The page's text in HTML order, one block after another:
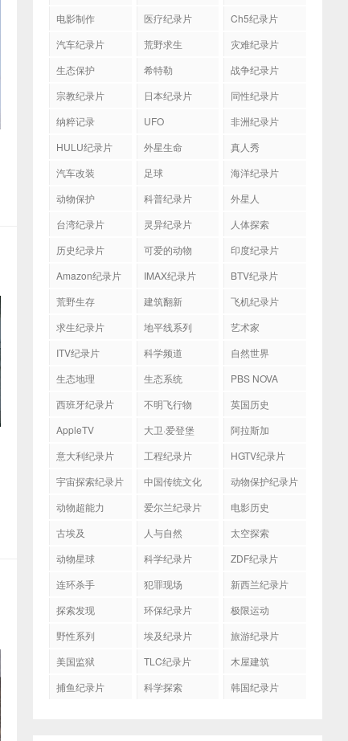
电影制作
医疗纪录片
Ch5纪录片
汽车纪录片
荒野求生
灾难纪录片
生态保护
希特勒
战争纪录片
宗教纪录片
日本纪录片
同性纪录片
纳粹记录
UFO
非洲纪录片
HULU纪录片
外星生命
真人秀
汽车改装
足球
海洋纪录片
动物保护
科普纪录片
外星人
台湾纪录片
灵异纪录片
人体探索
历史纪录片
可爱的动物
印度纪录片
Amazon纪录片
IMAX纪录片
BTV纪录片
荒野生存
建筑翻新
飞机纪录片
求生纪录片
地平线系列
艺术家
ITV纪录片
科学频道
自然世界
生态地理
生态系统
PBS NOVA
西班牙纪录片
不明飞行物
英国历史
AppleTV
大卫·爱登堡
阿拉斯加
意大利纪录片
工程纪录片
HGTV纪录片
宇宙探索纪录片
中国传统文化
动物保护纪录片
动物超能力
爱尔兰纪录片
电影历史
古埃及
人与自然
太空探索
动物星球
科学纪录片
ZDF纪录片
连环杀手
犯罪现场
新西兰纪录片
探索发现
环保纪录片
极限运动
野性系列
埃及纪录片
旅游纪录片
美国监狱
TLC纪录片
木屋建筑
捕鱼纪录片
科学探索 韩国纪录片